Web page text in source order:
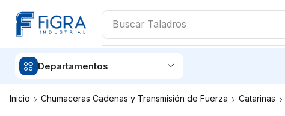
Buscar Soldadoras
Departamentos
Inicio Chumaceras Cadenas y Transmisión de Fuerza Catarinas